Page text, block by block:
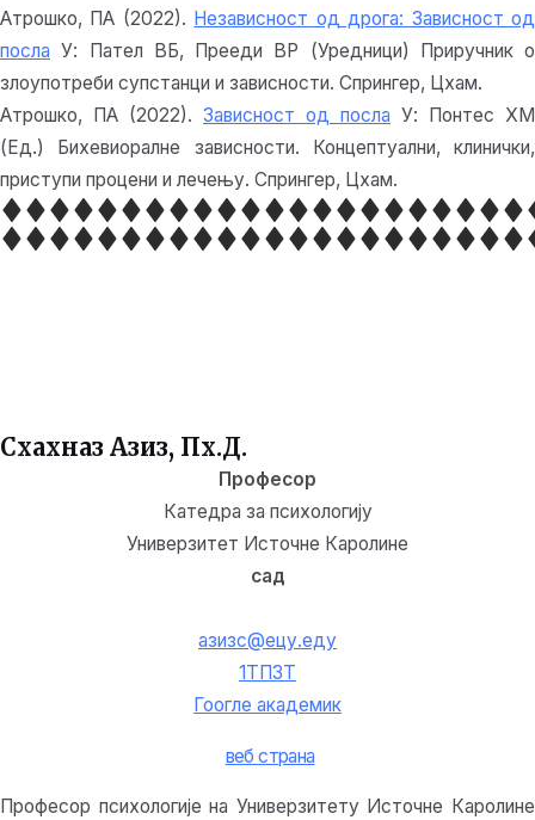
Атрошко, ПА (2022). Независност од дрога: Зависност од
посла У: Пател ВБ, Прееди ВР (Уредници) Приручник о
злоупотреби супстанци и зависности. Спрингер, Цхам.
Атрошко, ПА (2022). Зависност од посла У: Понтес ХМ
(Ед.) Бихевиоралне зависности. Концептуални, клинички,
приступи процени и лечењу. Спрингер, Цхам.
Схахназ Азиз, Пх.Д.
Професор
Катедра за психологију
Универзитет Источне Каролине
сад
азизс@ецу.еду
1ТП3Т
Гоогле академик
веб страна
Професор психологије на Универзитету Источне Каролине